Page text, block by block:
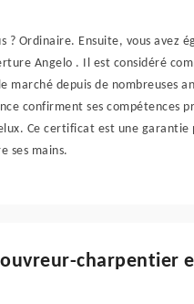
? Ordinaire. Ensuite, vous avez
Angelo . Il est considéré
marché depuis de nombreuses
confirment ses compétences
Ce certificat est une garantie
ses mains.
charpentier